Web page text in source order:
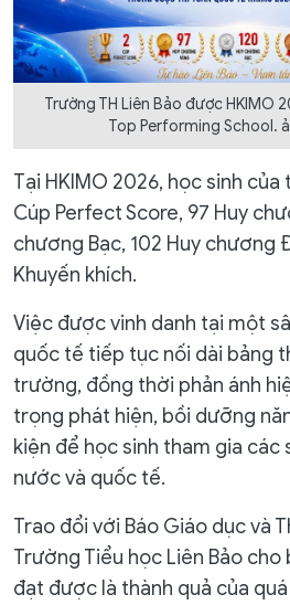
Trường TH Liên Bảo được HKIMO
Top Performing School.
Tại HKIMO 2026, học sinh
Cúp Perfect Score, 97 Huy
chương Bạc, 102 Huy chương
Khuyến khích.
Việc được vinh danh tại một
quốc tế tiếp tục nối dài bảng
trường, đồng thời phản ánh
trọng phát hiện, bồi dưỡng
kiện để học sinh tham gia
nước và quốc tế.
Trao đổi với Báo Giáo dục và
Trường Tiểu học Liên Bảo
đạt được là thành quả của